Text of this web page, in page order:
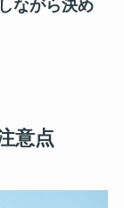
ながら決め
意点